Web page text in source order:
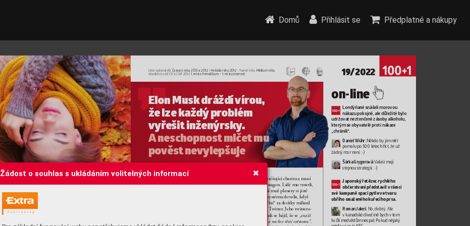
Žádost o souhlas s ukládáním volitelných informací
znamená příliš zatěžující charitu amusí
jej začít platit Pentagon. Lidé mu vmetli,
že jako nejbohatší muž planety si jistě
ání systému dovolit, když
si chce jako „hračku“ za desítky miliard
dolarů koupit síť Twitter. Jeho twittero-
usk se hájil, že se „snaží
ánit eskalaci anechce třetí světovou“.
Elon Musk dráždí vírou,
že lze každý problém
vyřešit inženýrsky.
A neschopnost mlčet mu
pověst nevylepšuje
Londýňané snášeli morovou
nákazu pokojně, ale důležité bylo
udržovat neztenčené zásoby alkoholu,
kterým se obyvatelé proti nákaze
„chránili“.
Daniel Wühr: Někdo by jim měl
pomalu po 500 letech říct, že už
žádný mor není. :-)
Šárka Grygerová: Valaši mají
stejnou strategii. :-)
Japonský řetězec rychlého
občerstvení představil v rámci
své kampaně spací pytle ve tvaru
obřího smaženého kuřecího prsa.
Roman Jakeš: No, dobrý . Ale
v kanadské divočině bych v tom
kvůli medvědům nespal. Pokud nějaký
Unie vydavatelů Časopis roku 2013 a 2012 + Hvězda roku 2012 • Tweet roku Médium roku
Akademie věd ČR SCIAP 2012 1. místo Periodikum + 1. místo Internet
on-line
19/2022
Domů Přihlásit se Předplatné a nákupy